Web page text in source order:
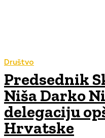
Društvo
Predsednik
Niša Darko
delegaciju
Hrvatske